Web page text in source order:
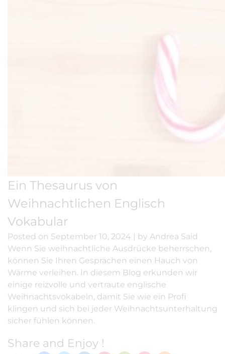
Ein Thesaurus von
Weihnachtlichen Englisch
Vokabular
Posted on September 10, 2024 | by Andrea Said
Wenn Sie weihnachtliche Ausdrücke beherrschen,
können Sie Ihren Gesprächen einen Hauch von
Wärme verleihen. In diesem Blog erkunden wir
einige reizvolle und vertraute englische
Weihnachtsvokabeln, damit Sie wie ein Profi
klingen und sich bei jeder Weihnachtsunterhaltung
sicher fühlen können.
Share and Enjoy !